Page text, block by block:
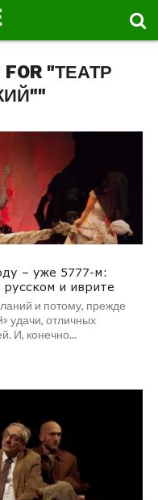
FOR "ТЕАТР
– уже 5777-м:
и иврите
и потому, прежде
удачи, отличных
И, конечно...